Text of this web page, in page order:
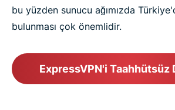
bu yüzden sunucu ağımızda
bulunması çok önemlidir.
ExpressVPN'i Taahhütsüz